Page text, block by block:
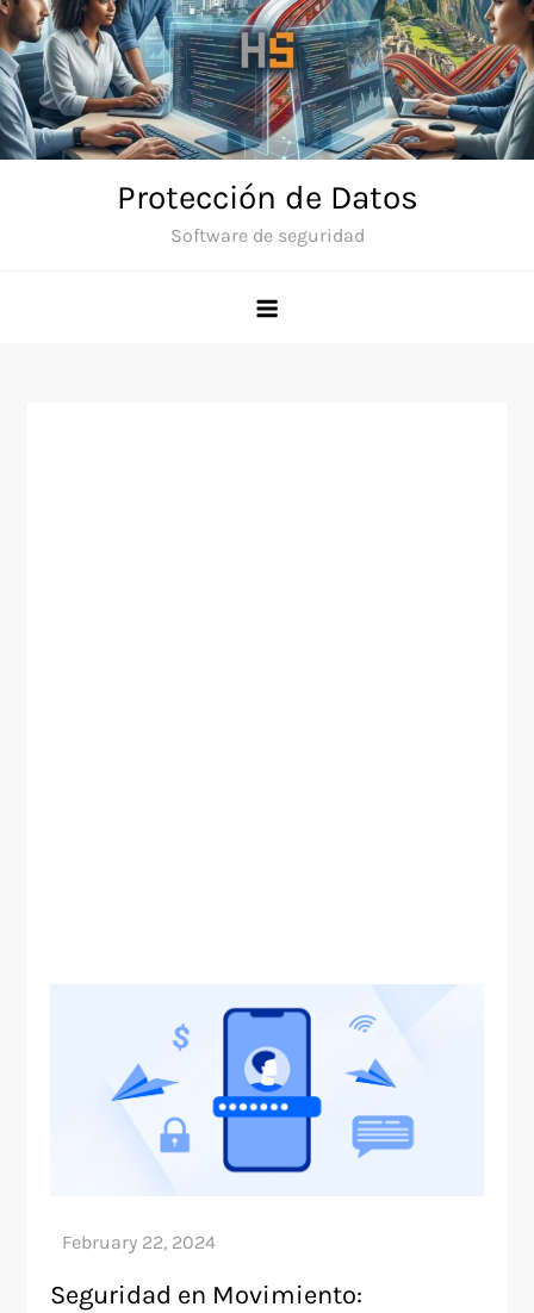
Skip
to
content
Protección de Datos
Software de seguridad
Seguridad en Movimiento: